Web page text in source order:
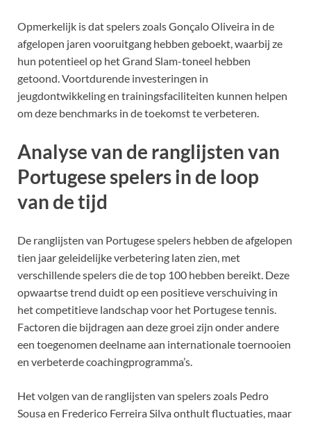
Opmerkelijk is dat spelers zoals Gonçalo Oliveira in de
afgelopen jaren vooruitgang hebben geboekt, waarbij ze
hun potentieel op het Grand Slam-toneel hebben
getoond. Voortdurende investeringen in
jeugdontwikkeling en trainingsfaciliteiten kunnen helpen
om deze benchmarks in de toekomst te verbeteren.
Analyse van de ranglijsten van
Portugese spelers in de loop
van de tijd
De ranglijsten van Portugese spelers hebben de afgelopen
tien jaar geleidelijke verbetering laten zien, met
verschillende spelers die de top 100 hebben bereikt. Deze
opwaartse trend duidt op een positieve verschuiving in
het competitieve landschap voor het Portugese tennis.
Factoren die bijdragen aan deze groei zijn onder andere
een toegenomen deelname aan internationale toernooien
en verbeterde coachingprogramma’s.
Het volgen van de ranglijsten van spelers zoals Pedro
Sousa en Frederico Ferreira Silva onthult fluctuaties, maar